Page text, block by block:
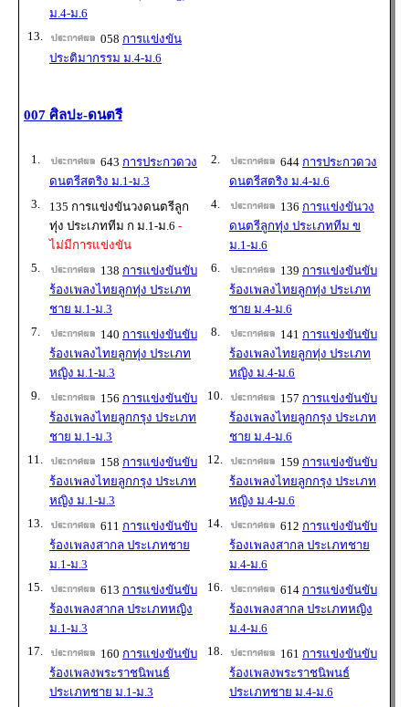
ม.4-ม.6
13. 058 การแข่งขัน
ประติมากรรม ม.4-ม.6
007 ศิลปะ-ดนตรี
1. 643 การประกวดวง
ดนตรีสตริง ม.1-ม.3
2. 644 การประกวดวง
ดนตรีสตริง ม.4-ม.6
3.
135 การแข่งขันวงดนตรีลูก
ทุ่ง ประเภททีม ก ม.1-ม.6 -
ไม่มีการแข่งขัน
4. 136 การแข่งขันวง
ดนตรีลูกทุ่ง ประเภททีม ข
ม.1-ม.6
5.
138 การแข่งขันขับ
ร้องเพลงไทยลูกทุ่ง ประเภท
ชาย ม.1-ม.3
6. 139 การแข่งขันขับ
ร้องเพลงไทยลูกทุ่ง ประเภท
ชาย ม.4-ม.6
7.
140 การแข่งขันขับ
ร้องเพลงไทยลูกทุ่ง ประเภท
หญิง ม.1-ม.3
8. 141 การแข่งขันขับ
ร้องเพลงไทยลูกทุ่ง ประเภท
หญิง ม.4-ม.6
9.
156 การแข่งขันขับ
ร้องเพลงไทยลูกกรุง ประเภท
ชาย ม.1-ม.3
10. 157 การแข่งขันขับ
ร้องเพลงไทยลูกกรุง ประเภท
ชาย ม.4-ม.6
11.
158 การแข่งขันขับ
ร้องเพลงไทยลูกกรุง ประเภท
หญิง ม.1-ม.3
12. 159 การแข่งขันขับ
ร้องเพลงไทยลูกกรุง ประเภท
หญิง ม.4-ม.6
13.
611 การแข่งขันขับ
ร้องเพลงสากล ประเภทชาย
ม.1-ม.3
14. 612 การแข่งขันขับ
ร้องเพลงสากล ประเภทชาย
ม.4-ม.6
15.
613 การแข่งขันขับ
ร้องเพลงสากล ประเภทหญิง
ม.1-ม.3
16. 614 การแข่งขันขับ
ร้องเพลงสากล ประเภทหญิง
ม.4-ม.6
17.
160 การแข่งขันขับ
ร้องเพลงพระราชนิพนธ์
ประเภทชาย ม.1-ม.3
18. 161 การแข่งขันขับ
ร้องเพลงพระราชนิพนธ์
ประเภทชาย ม.4-ม.6